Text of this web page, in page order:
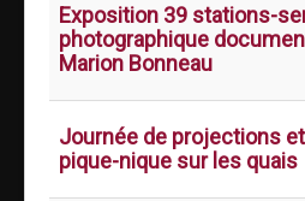
Exposition 39 stations-
photographique
Marion Bonneau
Journée de projections
pique-nique sur les quais